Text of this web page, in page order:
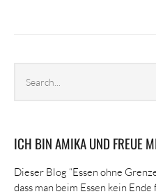
archives
ICH BIN AMIKA UND FREUE
Dieser Blog “Essen ohne
dass man beim Essen kein